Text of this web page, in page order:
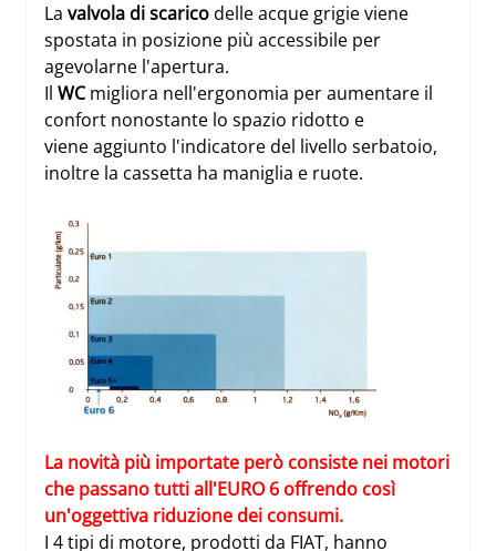
La valvola di scaricodelle acque grigie viene
spostata in posizione più accessibile per
agevolarne l'apertura.
Il WCmigliora nell'ergonomia per aumentare il
confort nonostante lo spazio ridotto e
viene aggiunto l'indicatore del livello serbatoio,
inoltre la cassetta ha maniglia e ruote.
La novità più importate però consiste nei motori
che passano tutti all'EURO 6 offrendo così
un'oggettiva riduzione dei consumi.
I 4 tipi di motore, prodotti da FIAT, hanno